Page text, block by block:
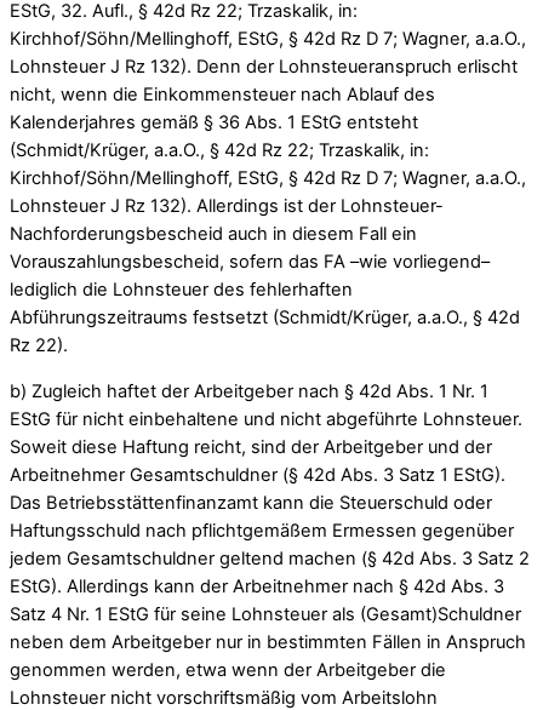
EStG, 32. Aufl., § 42d Rz 22; Trzaskalik, in:
Kirchhof/Söhn/Mellinghoff, EStG, § 42d Rz D 7; Wagner, a.a.O.,
Lohnsteuer J Rz 132). Denn der Lohnsteueranspruch erlischt
nicht, wenn die Einkommensteuer nach Ablauf des
Kalenderjahres gemäß § 36 Abs. 1 EStG entsteht
(Schmidt/Krüger, a.a.O., § 42d Rz 22; Trzaskalik, in:
Kirchhof/Söhn/Mellinghoff, EStG, § 42d Rz D 7; Wagner, a.a.O.,
Lohnsteuer J Rz 132). Allerdings ist der Lohnsteuer-
Nachforderungsbescheid auch in diesem Fall ein
Vorauszahlungsbescheid, sofern das FA –wie vorliegend–
lediglich die Lohnsteuer des fehlerhaften
Abführungszeitraums festsetzt (Schmidt/Krüger, a.a.O., § 42d
Rz 22).
b) Zugleich haftet der Arbeitgeber nach § 42d Abs. 1 Nr. 1
EStG für nicht einbehaltene und nicht abgeführte Lohnsteuer.
Soweit diese Haftung reicht, sind der Arbeitgeber und der
Arbeitnehmer Gesamtschuldner (§ 42d Abs. 3 Satz 1 EStG).
Das Betriebsstättenfinanzamt kann die Steuerschuld oder
Haftungsschuld nach pflichtgemäßem Ermessen gegenüber
jedem Gesamtschuldner geltend machen (§ 42d Abs. 3 Satz 2
EStG). Allerdings kann der Arbeitnehmer nach § 42d Abs. 3
Satz 4 Nr. 1 EStG für seine Lohnsteuer als (Gesamt)Schuldner
neben dem Arbeitgeber nur in bestimmten Fällen in Anspruch
genommen werden, etwa wenn der Arbeitgeber die
Lohnsteuer nicht vorschriftsmäßig vom Arbeitslohn